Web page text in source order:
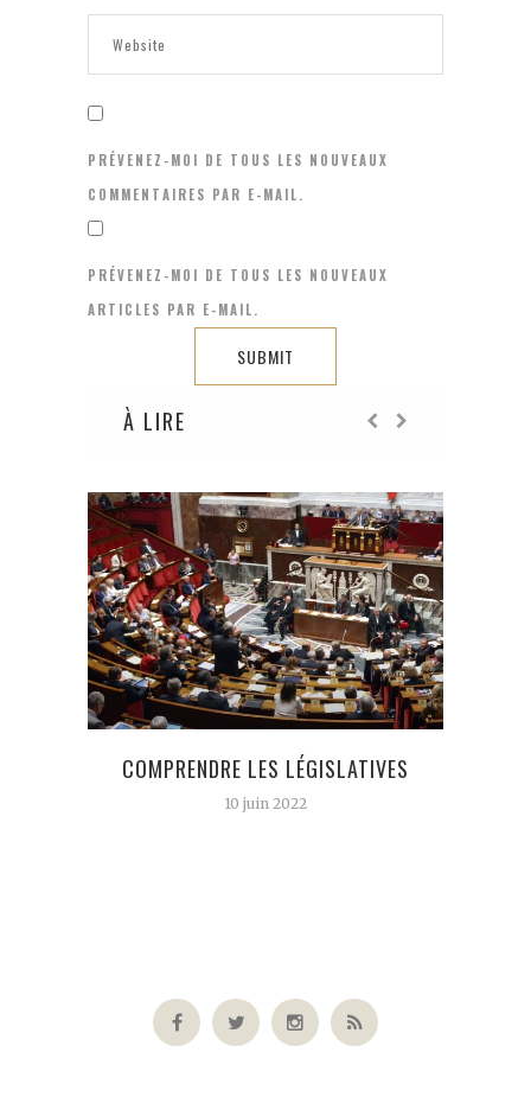
PRÉVENEZ-MOI DE TOUS LES NOUVEAUX
COMMENTAIRES PAR E-MAIL.
PRÉVENEZ-MOI DE TOUS LES NOUVEAUX
ARTICLES PAR E-MAIL.
À LIRE
COMPRENDRE LES LÉGISLATIVES
10 juin 2022